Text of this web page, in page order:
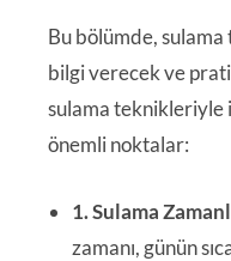
Bu bölümde,
bilgi verecek ve
sulama teknikleriyle
önemli noktalar:
1. Sulama
zamanı, günün